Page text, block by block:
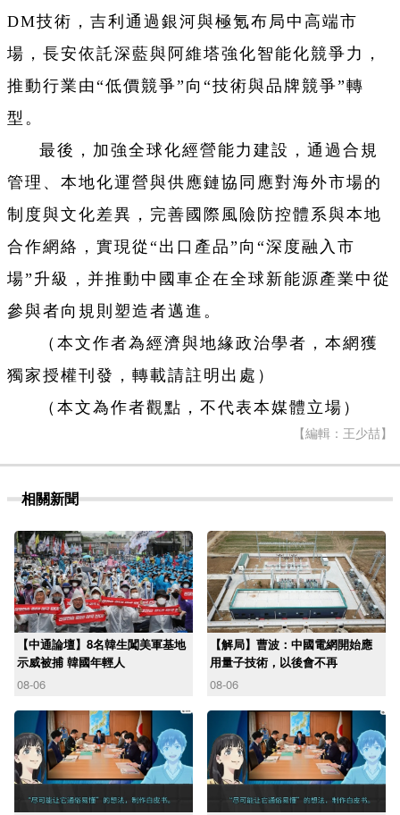
DM技術，吉利通過銀河與極氪布局中高端市
場，長安依託深藍與阿維塔強化智能化競爭力，
推動行業由“低價競爭”向“技術與品牌競爭”轉
型。
最後，加強全球化經營能力建設，通過合規
管理、本地化運營與供應鏈協同應對海外市場的
制度與文化差異，完善國際風險防控體系與本地
合作網絡，實現從“出口產品”向“深度融入市
場”升級，并推動中國車企在全球新能源產業中從
參與者向規則塑造者邁進。
（本文作者為經濟與地緣政治學者，本網獲
獨家授權刊發，轉載請註明出處）
（本文為作者觀點，不代表本媒體立場）
【編輯：王少喆】
相關新聞
【中通論壇】8名韓生闖美軍基地
示威被捕 韓國年輕人
08-06
【解局】曹波：中國電網開始應
用量子技術，以後會不再
08-06